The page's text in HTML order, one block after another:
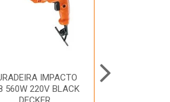
IMPACTO
560W 220V BLACK